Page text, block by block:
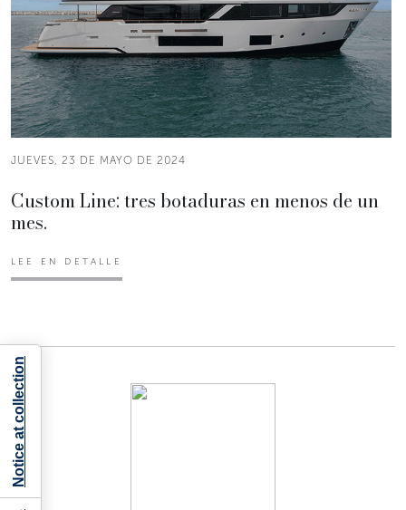
JUEVES, 23 DE MAYO DE 2024
Custom Line: tres botaduras en menos de un
mes.
LEE EN DETALLE
Notice at collection